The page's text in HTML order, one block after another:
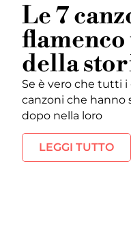
Le 7
flamenco
della
Se è vero che tutti
canzoni che hanno
dopo nella loro
LEGGI TUTTO